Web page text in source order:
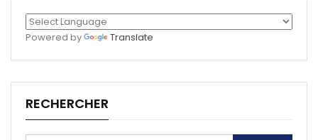
Powered by Translate
RECHERCHER